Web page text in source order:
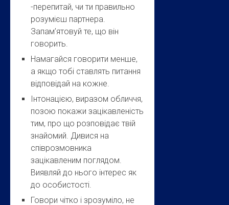
-перепитай, чи ти правильно
розумієш партнера.
Запам’ятовуй те, що він
говорить.
Намагайся говорити менше,
а якщо тобі ставлять питання
відповідай на кожне.
Інтонацією, виразом обличчя,
позою покажи зацікавленість
тим, про що розповідає твій
знайомий. Дивися на
співрозмовника
зацікавленим поглядом.
Виявляй до нього інтерес як
до особистості.
Говори чітко і зрозуміло, не